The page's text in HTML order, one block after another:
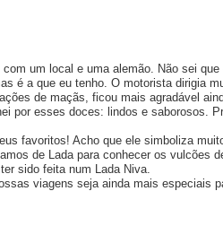
um local e uma alemão. Não sei
é a que eu tenho. O motorista dirigia
de maçãs, ficou mais agradável
por esses doces: lindos e saborosos.
favoritos! Acho que ele simboliza
de Lada para conhecer os vulcões
sido feita num Lada Niva.
viagens seja ainda mais especiais